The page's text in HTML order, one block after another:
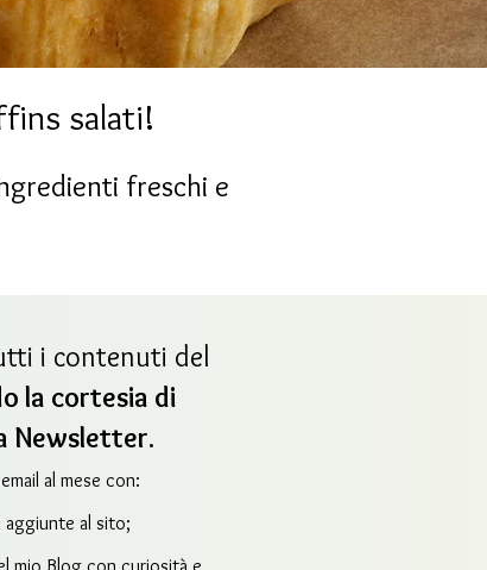
salati!
freschi e
i contenuti del
la cortesia di
Newsletter.
al mese con:
aggiunte al sito;